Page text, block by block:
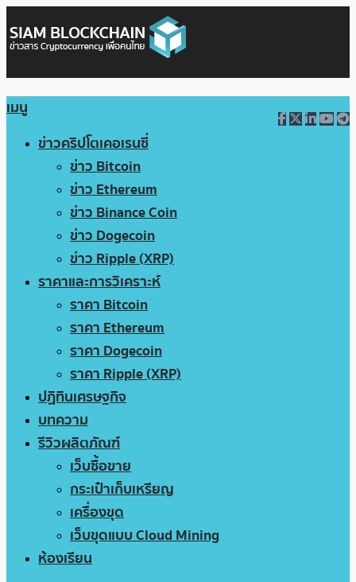
เมนู
ข่าวคริปโตเคอเรนซี่
ข่าว Bitcoin
ข่าว Ethereum
ข่าว Binance Coin
ข่าว Dogecoin
ข่าว Ripple (XRP)
ราคาและการวิเคราะห์
ราคา Bitcoin
ราคา Ethereum
ราคา Dogecoin
ราคา Ripple (XRP)
ปฏิทินเศรษฐกิจ
บทความ
รีวิวผลิตภัณฑ์
เว็บซื้อขาย
กระเป๋าเก็บเหรียญ
เครื่องขุด
เว็บขุดแบบ Cloud Mining
ห้องเรียน